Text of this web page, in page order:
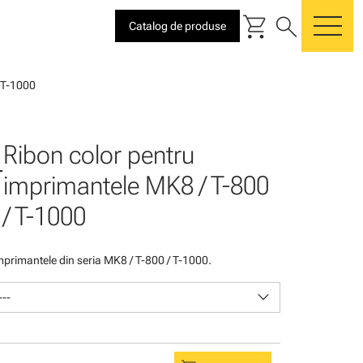
Catalog de produse shopping_cart search
1000
Ribon color pentru
imprimantele MK8 / T-800
/ T-1000
din seria MK8 / T-800 / T-1000.
keyboard_arrow_down